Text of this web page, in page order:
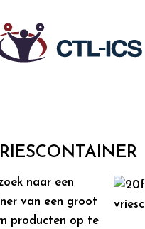
naar een
van een groot
producten op te